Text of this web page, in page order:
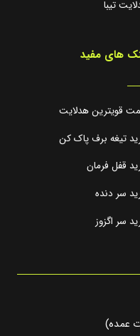
تیبا
های مفید
قویترین هدلایت
تیغه برف پاک کن
قفل فرمان
سر دنده
سر اگزوز
عمده)